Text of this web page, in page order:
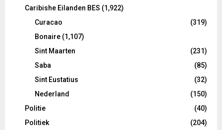
Caribishe Eilanden BES (1,922)
Curacao
(319)
Bonaire (1,107)
Sint Maarten
(231)
Saba
(85)
Sint Eustatius
(32)
Nederland
(150)
Politie
(40)
Politiek
(204)